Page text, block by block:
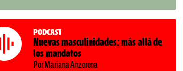
Podcast
Nuevas masculinidades: más allá de
los mandatos
Por Mariana Anzorena